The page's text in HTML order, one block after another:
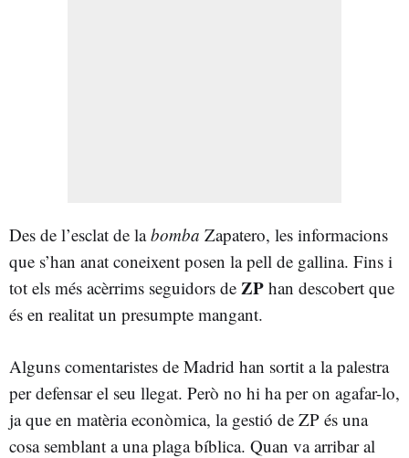
Des de l’esclat de labomba Zapatero, les informacions
que s’han anat coneixent posen la pell de gallina. Fins i
tot els més acèrrims seguidors de ZP han descobert que
és en realitat un presumpte mangant.
Alguns comentaristes de Madrid han sortit a la palestra
per defensar el seu llegat. Però no hi ha per on agafar-lo,
ja que en matèria econòmica, la gestió de ZP és una
cosa semblant a una plaga bíblica. Quan va arribar al